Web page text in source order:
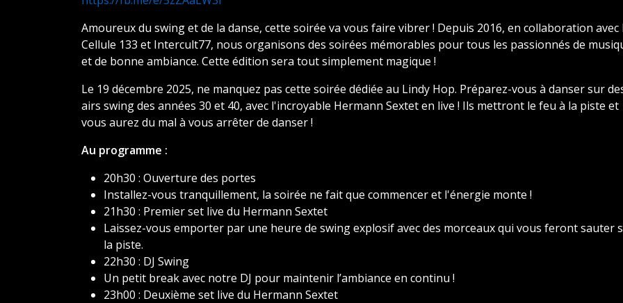
Amoureux du swing et de la danse, cette soirée va vous faire vibrer ! Depuis 2016, en collaboration avec
Cellule 133 et Intercult77, nous organisons des soirées mémorables pour tous les passionnés de
et de bonne ambiance. Cette édition sera tout simplement magique !
Le 19 décembre 2025, ne manquez pas cette soirée dédiée au Lindy Hop. Préparez-vous à danser sur
airs swing des années 30 et 40, avec l'incroyable Hermann Sextet en live ! Ils mettront le feu à la piste et
vous aurez du mal à vous arrêter de danser !
Au programme :
20h30 : Ouverture des portes
Installez-vous tranquillement, la soirée ne fait que commencer et l'énergie monte !
21h30 : Premier set live du Hermann Sextet
Laissez-vous emporter par une heure de swing explosif avec des morceaux qui vous feront sauter
la piste.
22h30 : DJ Swing
Un petit break avec notre DJ pour maintenir l’ambiance en continu !
23h00 : Deuxième set live du Hermann Sextet